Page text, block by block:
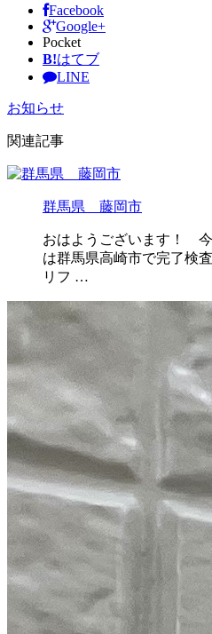
Facebook
Google+
Pocket
B!はてブ
LINE
お知らせ
関連記事
群馬県 藤岡市
おはようございます！
は群馬県高崎市で完了検
リフ …